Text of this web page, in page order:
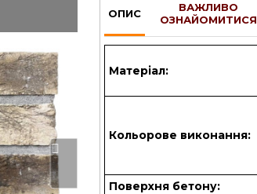
ОПИС
ВАЖЛИВО
ОЗНАЙОМИТИСЯ
Матеріал:
Кольорове виконання:
Поверхня бетону: